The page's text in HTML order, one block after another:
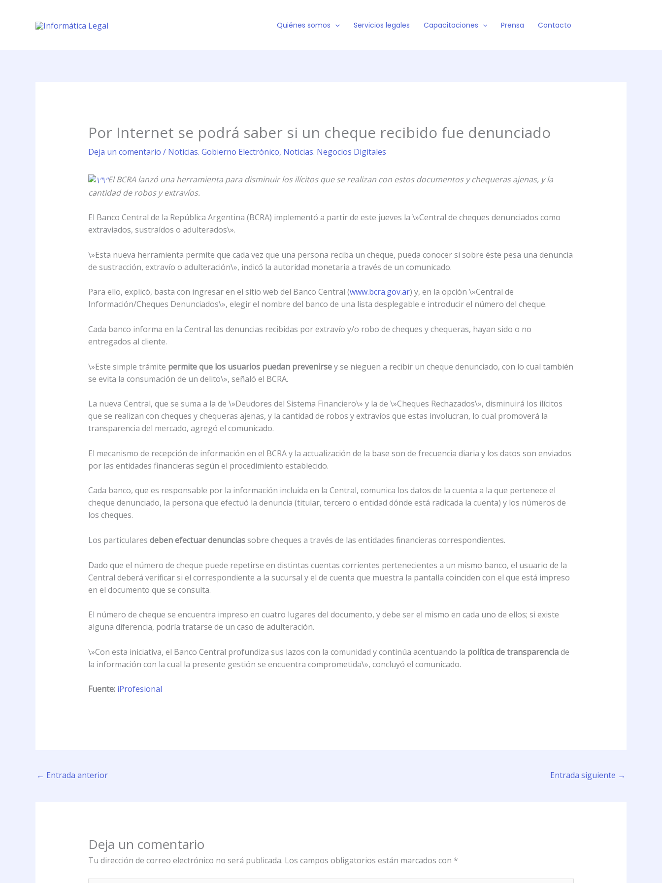
contenido
Quiénes somos Servicios legales Capacitaciones Prensa Contacto
Por Internet se podrá saber si un cheque recibido fue denunciado
Deja un comentario / Noticias. Gobierno Electrónico, Noticias. Negocios Digitales
El BCRA lanzó una herramienta para disminuir los ilícitos que se realizan con estos documentos y chequeras ajenas, y la
cantidad de robos y extravíos.
El Banco Central de la República Argentina (BCRA) implementó a partir de este jueves la \»Central de cheques denunciados como
extraviados, sustraídos o adulterados\».
\»Esta nueva herramienta permite que cada vez que una persona reciba un cheque, pueda conocer si sobre éste pesa una denuncia
de sustracción, extravío o adulteración\», indicó la autoridad monetaria a través de un comunicado.
Para ello, explicó, basta con ingresar en el sitio web del Banco Central (www.bcra.gov.ar) y, en la opción \»Central de
Información/Cheques Denunciados\», elegir el nombre del banco de una lista desplegable e introducir el número del cheque.
Cada banco informa en la Central las denuncias recibidas por extravío y/o robo de cheques y chequeras, hayan sido o no
entregados al cliente.
\»Este simple trámite permite que los usuarios puedan prevenirsey se nieguen a recibir un cheque denunciado, con lo cual también
se evita la consumación de un delito\», señaló el BCRA.
La nueva Central, que se suma a la de \»Deudores del Sistema Financiero\» y la de \»Cheques Rechazados\», disminuirá los ilícitos
que se realizan con cheques y chequeras ajenas, y la cantidad de robos y extravíos que estas involucran, lo cual promoverá la
transparencia del mercado, agregó el comunicado.
El mecanismo de recepción de información en el BCRA y la actualización de la base son de frecuencia diaria y los datos son enviados
por las entidades financieras según el procedimiento establecido.
Cada banco, que es responsable por la información incluida en la Central, comunica los datos de la cuenta a la que pertenece el
cheque denunciado, la persona que efectuó la denuncia (titular, tercero o entidad dónde está radicada la cuenta) y los números de
los cheques.
Los particulares deben efectuar denunciassobre cheques a través de las entidades financieras correspondientes.
Dado que el número de cheque puede repetirse en distintas cuentas corrientes pertenecientes a un mismo banco, el usuario de la
Central deberá verificar si el correspondiente a la sucursal y el de cuenta que muestra la pantalla coinciden con el que está impreso
en el documento que se consulta.
El número de cheque se encuentra impreso en cuatro lugares del documento, y debe ser el mismo en cada uno de ellos; si existe
alguna diferencia, podría tratarse de un caso de adulteración.
\»Con esta iniciativa, el Banco Central profundiza sus lazos con la comunidad y continúa acentuando la política de transparenciade
la información con la cual la presente gestión se encuentra comprometida\», concluyó el comunicado.
Fuente: iProfesional
← Entrada anterior Entrada siguiente →
Deja un comentario
Tu dirección de correo electrónico no será publicada. Los campos obligatorios están marcados con *